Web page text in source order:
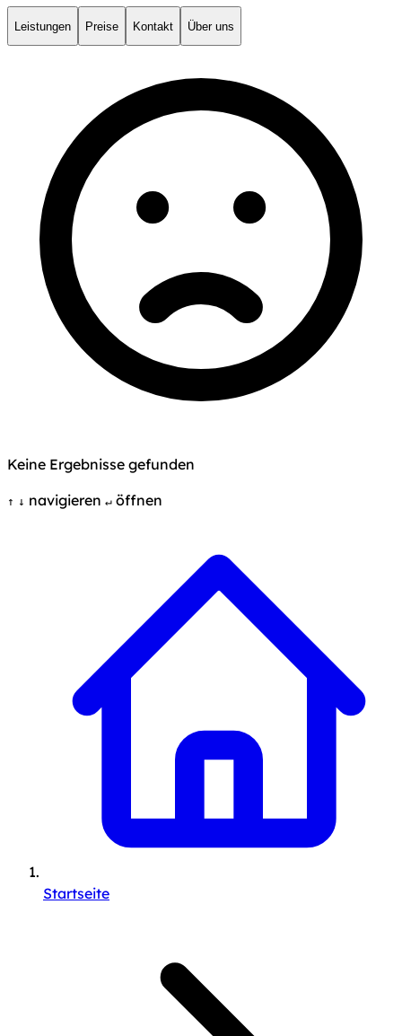
Leistungen Preise Kontakt Über uns
Keine Ergebnisse gefunden
↑ ↓ navigieren ↵ öffnen
Startseite